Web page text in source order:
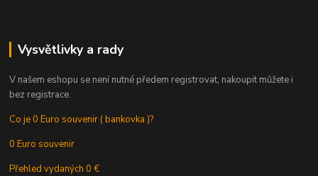
Vysvětlivky a rady
V našem eshopu se není nutné předem registrovat, nakoupit můžete i
bez registrace.
Co je 0 Euro souvenir ( bankovka )?
0 Euro souvenir
Přehled vydaných 0 €